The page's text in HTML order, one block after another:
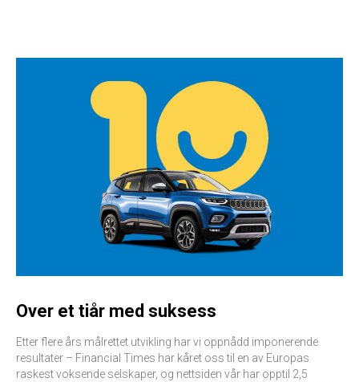
Over et tiår med suksess
Etter flere års målrettet utvikling har vi oppnådd imponerende
resultater – Financial Times har kåret oss til en av Europas
raskest voksende selskaper, og nettsiden vår har opptil 2,5